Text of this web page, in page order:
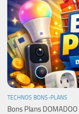
TECHNOS BONS-PLANS
Bons Plans